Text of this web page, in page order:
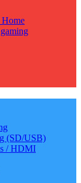
Home
(SD/USB)
/ HDMI